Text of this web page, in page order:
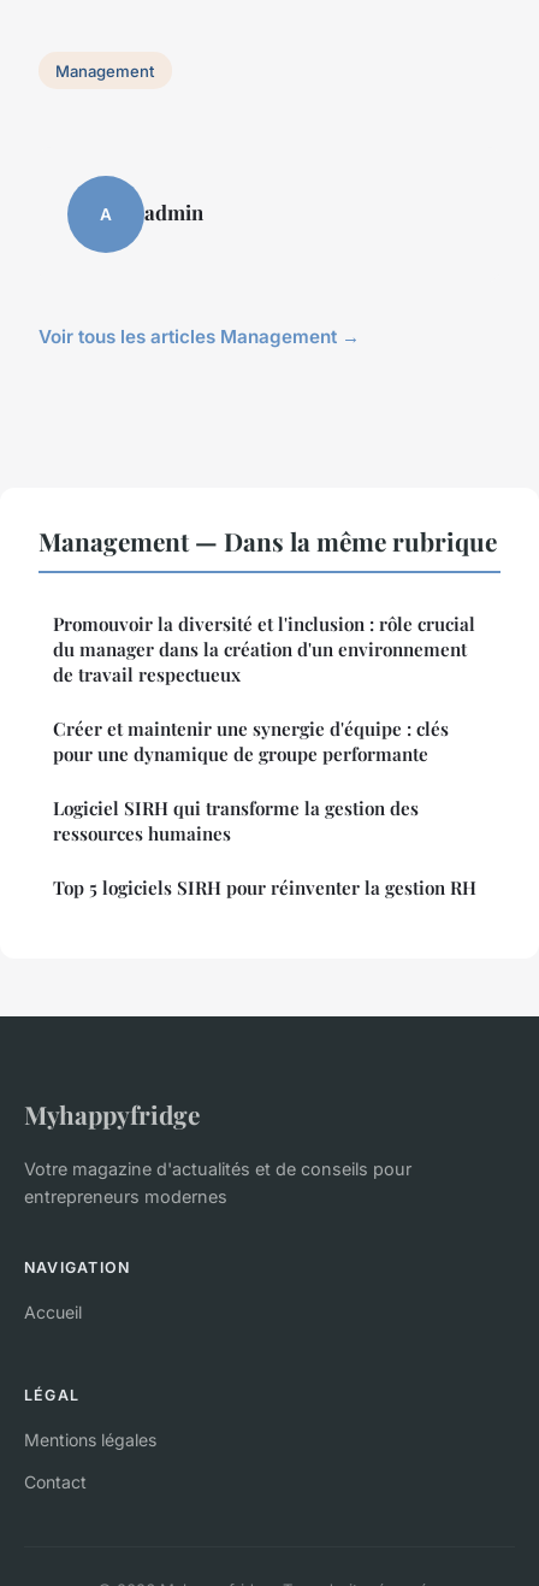
Management
A admin
Voir tous les articles Management →
Management — Dans la même rubrique
Promouvoir la diversité et l'inclusion : rôle crucial
du manager dans la création d'un environnement
de travail respectueux
Créer et maintenir une synergie d'équipe : clés
pour une dynamique de groupe performante
Logiciel SIRH qui transforme la gestion des
ressources humaines
Top 5 logiciels SIRH pour réinventer la gestion RH
Myhappyfridge
Votre magazine d'actualités et de conseils pour
entrepreneurs modernes
NAVIGATION
Accueil
LÉGAL
Mentions légales
Contact